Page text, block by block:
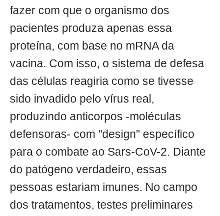
fazer com que o organismo dos
pacientes produza apenas essa
proteína, com base no mRNA da
vacina. Com isso, o sistema de defesa
das células reagiria como se tivesse
sido invadido pelo vírus real,
produzindo anticorpos -moléculas
defensoras- com "design" específico
para o combate ao Sars-CoV-2. Diante
do patógeno verdadeiro, essas
pessoas estariam imunes. No campo
dos tratamentos, testes preliminares